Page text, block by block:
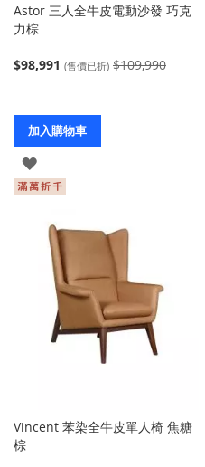
Astor 三人全牛皮電動沙發 巧克
力棕
$98,991 (售價已折) $109,990
加入購物車
登
入
Vincent 苯染全牛皮單人椅 焦糖
棕